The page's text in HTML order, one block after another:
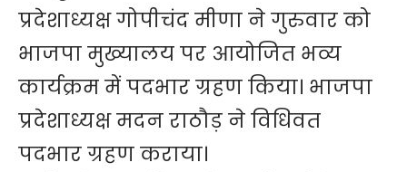
प्रदेशाध्यक्ष गोपीचंद मीणा ने गुरुवार को
भाजपा मुख्यालय पर आयोजित भव्य
कार्यक्रम में पदभार ग्रहण किया। भाजपा
प्रदेशाध्यक्ष मदन राठौड़ ने विधिवत
पदभार ग्रहण कराया।